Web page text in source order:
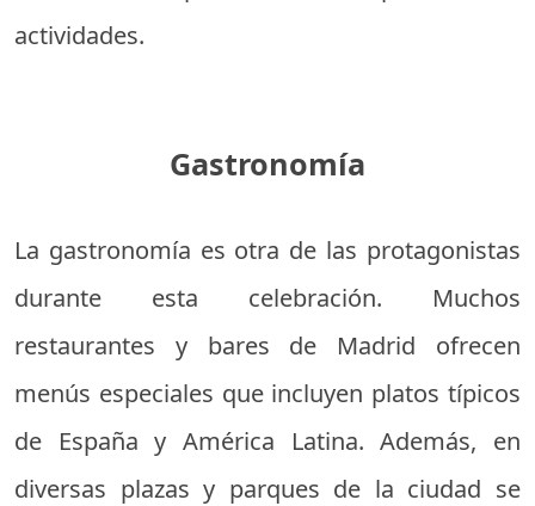
actividades.
Gastronomía
La gastronomía es otra de las protagonistas
durante esta celebración. Muchos
restaurantes y bares de Madrid ofrecen
menús especiales que incluyen platos típicos
de España y América Latina. Además, en
diversas plazas y parques de la ciudad se